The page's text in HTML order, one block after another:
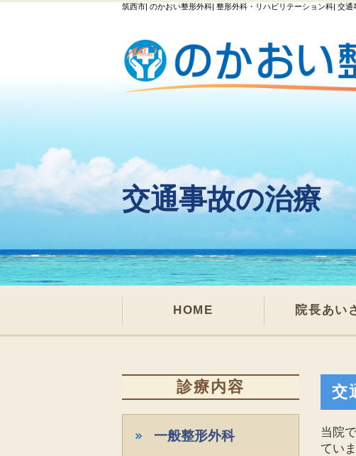
筑西市| のかおい整形外科| 整形外科・リハビリテーション科| 交通
交通事故の治療
HOME 院長あい
診療内容
一般整形外科
交
当院
てい